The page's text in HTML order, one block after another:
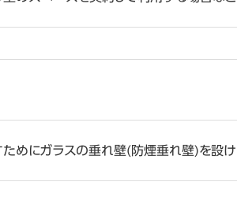
めにガラスの垂れ壁(防煙垂れ壁)を設け